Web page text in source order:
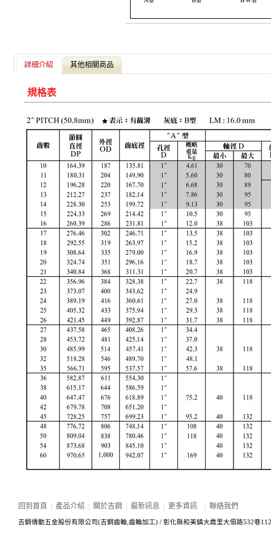
詳細介紹 其他相關商品
規格表
回到首頁 產品介紹 關於吉鋼 最新訊息 更多資訊 聯絡我們
吉鋼傳動五金股份有限公司(吉鋼齒輪,齒輪加工) / 彰化縣和美鎮大霞里大佃路532巷